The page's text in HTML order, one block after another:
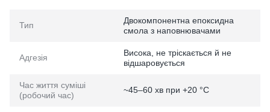
Тип
Двокомпонентна епоксидна
смола з наповнювачами
Адгезія
Висока, не тріскається й не
відшаровується
Час життя суміші
(робочий час)
~45–60 хв при +20 °C